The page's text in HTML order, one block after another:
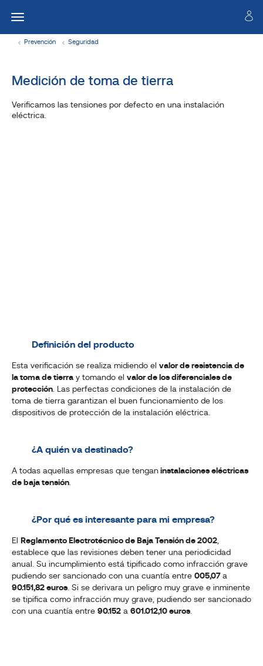
Prevención Seguridad
Medición de toma de tierra
Verificamos las tensiones por defecto en una instalación
eléctrica.
Definición del producto
Esta verificación se realiza midiendo el valor de resistencia de
la toma de tierra y tomando el valor de los diferenciales de
protección. Las perfectas condiciones de la instalación de
toma de tierra garantizan el buen funcionamiento de los
dispositivos de protección de la instalación eléctrica.
¿A quién va destinado?
A todas aquellas empresas que tengan instalaciones eléctricas
de baja tensión.
¿Por qué es interesante para mi empresa?
El Reglamento Electrotécnico de Baja Tensión de 2002,
establece que las revisiones deben tener una periodicidad
anual. Su incumplimiento está tipificado como infracción grave
pudiendo ser sancionado con una cuantía entre 005,07a
90.151,82 euros. Si se derivara un peligro muy grave e inminente
se tipifica como infracción muy grave, pudiendo ser sancionado
con una cuantía entre 90.152 a 601.012,10 euros.